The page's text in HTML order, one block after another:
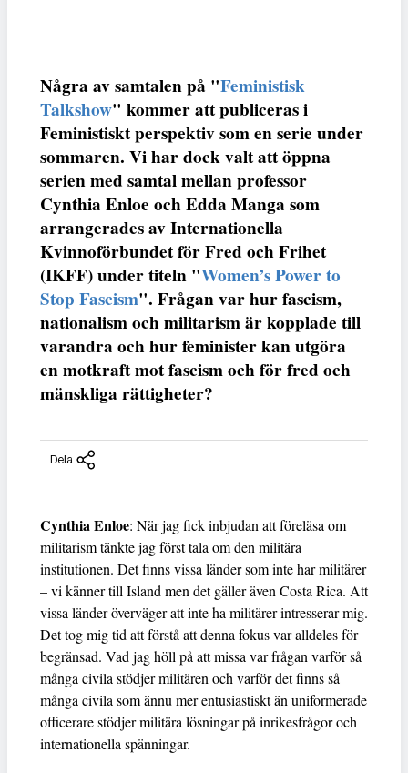
Några av samtalen på "Feministisk
Talkshow" kommer att publiceras i
Feministiskt perspektiv som en serie under
sommaren. Vi har dock valt att öppna
serien med samtal mellan professor
Cynthia Enloe och Edda Manga som
arrangerades av Internationella
Kvinnoförbundet för Fred och Frihet
(IKFF) under titeln "Women’s Power to
Stop Fascism". Frågan var hur fascism,
nationalism och militarism är kopplade till
varandra och hur feminister kan utgöra
en motkraft mot fascism och för fred och
mänskliga rättigheter?
Dela
Cynthia Enloe: När jag fick inbjudan att föreläsa om
militarism tänkte jag först tala om den militära
institutionen. Det finns vissa länder som inte har militärer
– vi känner till Island men det gäller även Costa Rica. Att
vissa länder överväger att inte ha militärer intresserar mig.
Det tog mig tid att förstå att denna fokus var alldeles för
begränsad. Vad jag höll på att missa var frågan varför så
många civila stödjer militären och varför det finns så
många civila som ännu mer entusiastiskt än uniformerade
officerare stödjer militära lösningar på inrikesfrågor och
internationella spänningar.